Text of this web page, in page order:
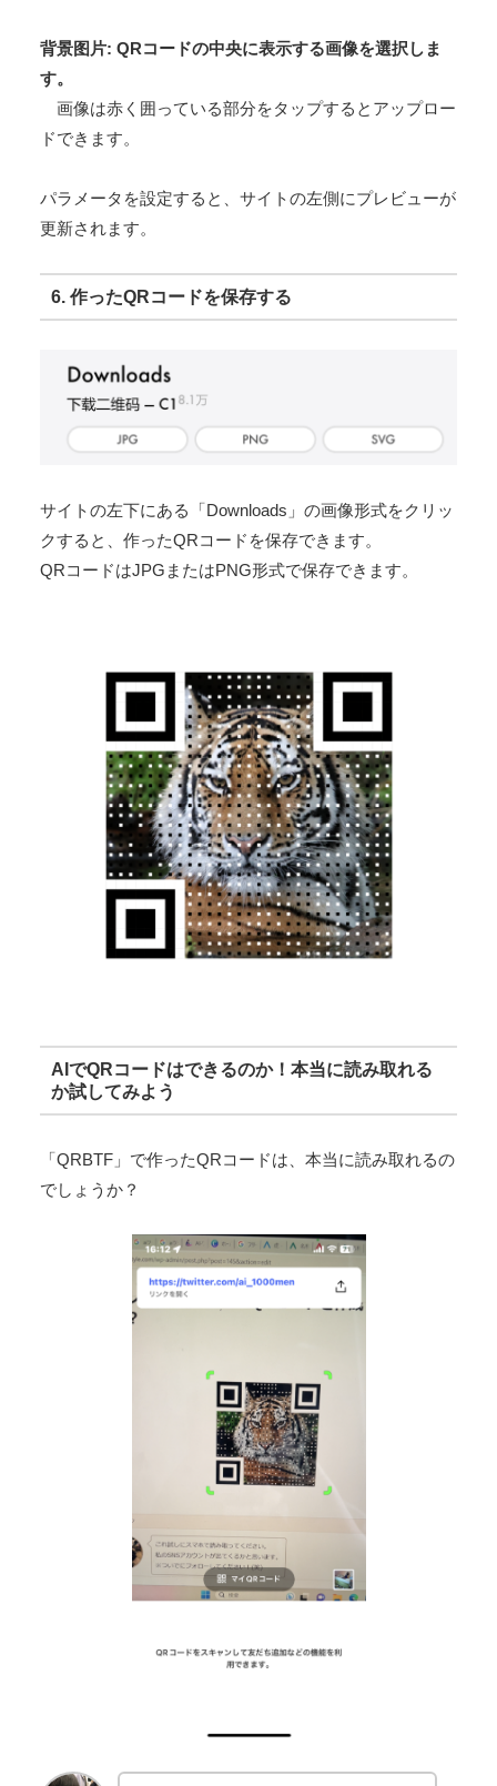
背景图片: QRコードの中央に表示する画像を選択しま
す。
画像は赤く囲っている部分をタップするとアップロー
ドできます。
パラメータを設定すると、サイトの左側にプレビューが
更新されます。
6. 作ったQRコードを保存する
サイトの左下にある「Downloads」の画像形式をクリッ
クすると、作ったQRコードを保存できます。
QRコードはJPGまたはPNG形式で保存できます。
AIでQRコードはできるのか！本当に読み取れる
か試してみよう
「QRBTF」で作ったQRコードは、本当に読み取れるの
でしょうか？